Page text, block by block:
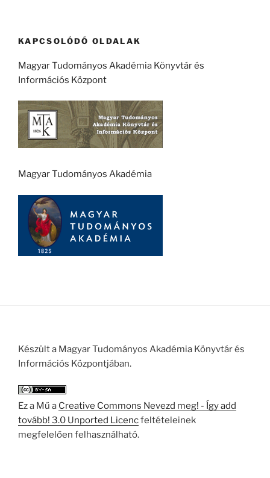
KAPCSOLÓDÓ OLDALAK
Magyar Tudományos Akadémia Könyvtár és
Információs Központ
Magyar Tudományos Akadémia
Készült a Magyar Tudományos Akadémia Könyvtár és
Információs Központjában.
Ez a Mű a Creative Commons Nevezd meg! - Így add
tovább! 3.0 Unported Licencfeltételeinek
megfelelően felhasználható.